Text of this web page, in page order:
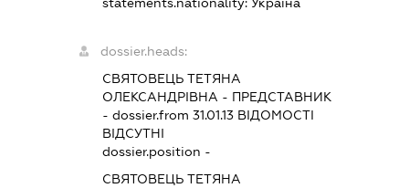
statements.nationality:Україна
dossier.heads:
СВЯТОВЕЦЬ ТЕТЯНА
ОЛЕКСАНДРІВНА - ПРЕДСТАВНИК
- dossier.from 31.01.13 ВІДОМОСТІ
ВІДСУТНІ
dossier.position -
СВЯТОВЕЦЬ ТЕТЯНА